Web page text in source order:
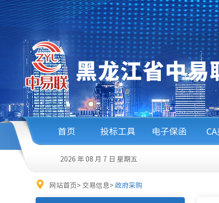
首页 投标工具 电子保函
2026 年 08 月 7 日 星期五
网站首页> 交易信息>政府采购